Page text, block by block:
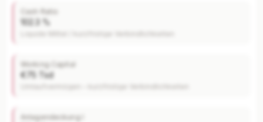
Cash Ratio
102.3 %
Working Capital
€75 Tsd
Anlagendeckung I